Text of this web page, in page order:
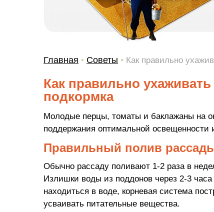
Главная • Советы • Как правильно
Как правильно
подкормка
Молодые перцы, томаты и баклажаны на
поддержания оптимальной
Правильный полив
Обычно рассаду поливают 1-2 раза в
Излишки воды из поддонов через 2-3
находиться в воде, корневая система
усваивать питательные вещества.